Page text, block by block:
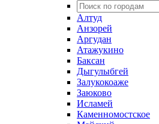
Алтуд
Анзорей
Аргудан
Атажукино
Баксан
Дыгулыбгей
Залукокоаже
Заюково
Исламей
Каменномостское